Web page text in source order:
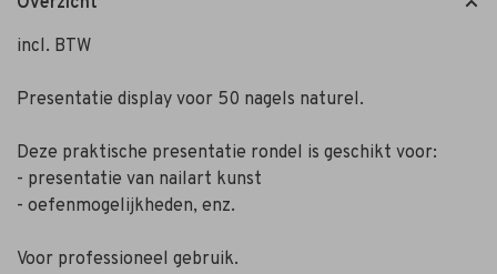
incl. BTW
Presentatie display voor 50 nagels naturel.
Deze praktische presentatie rondel is geschikt voor:
- presentatie van nailart kunst
- oefenmogelijkheden, enz.
Voor professioneel gebruik.